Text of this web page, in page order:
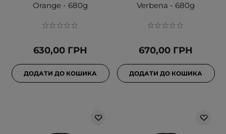
Orange - 680g
630,00 ГРН
ДОДАТИ ДО КОШИКА
Verbena - 680g
670,00 ГРН
ДОДАТИ ДО КОШИКА